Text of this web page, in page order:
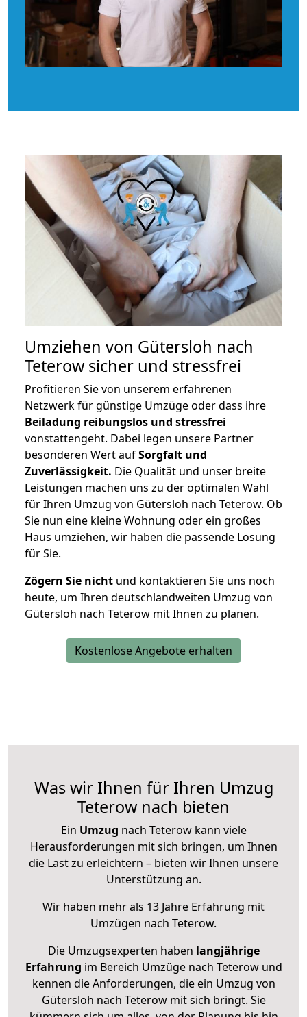
Umziehen von Gütersloh nach
Teterow sicher und stressfrei
Profitieren Sie von unserem erfahrenen
Netzwerk für günstige Umzüge oder dass ihre
Beiladung reibungslos und stressfrei
vonstattengeht. Dabei legen unsere Partner
besonderen Wert aufSorgfalt und
Zuverlässigkeit. Die Qualität und unser breite
Leistungen machen uns zu der optimalen Wahl
für Ihren Umzug von Gütersloh nach Teterow. Ob
Sie nun eine kleine Wohnung oder ein großes
Haus umziehen, wir haben die passende Lösung
für Sie.
Zögern Sie nicht und kontaktieren Sie uns noch
heute, um Ihren deutschlandweiten Umzug von
Gütersloh nach Teterow mit Ihnen zu planen.
Kostenlose Angebote erhalten
Was wir Ihnen für Ihren Umzug
Teterow nach bieten
Ein Umzug nach Teterow kann viele
Herausforderungen mit sich bringen, um Ihnen
die Last zu erleichtern – bieten wir Ihnen unsere
Unterstützung an.
Wir haben mehr als 13 Jahre Erfahrung mit
Umzügen nach Teterow.
Die Umzugsexperten haben langjährige
Erfahrung im Bereich Umzüge nach Teterow und
kennen die Anforderungen, die ein Umzug von
Gütersloh nach Teterow mit sich bringt. Sie